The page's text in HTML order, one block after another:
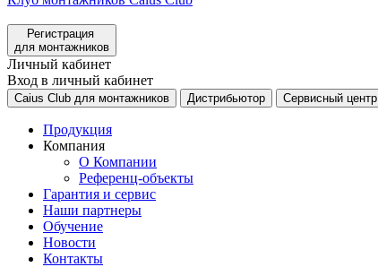
Регистрация
для монтажников
Личный кабинет
Вход в личный кабинет
Caius Club для монтажников Дистрибьютор Сервисный центр
Продукция
Компания
О Компании
Референц-объекты
Гарантия и сервис
Наши партнеры
Обучение
Новости
Контакты